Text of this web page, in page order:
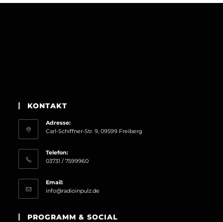
KONTAKT
Adresse:
Carl-Schiffner-Str. 9, 09599 Freiberg
Telefon:
03731 / 7599960
Email:
info@radioinpulz.de
application
PROGRAMM & SOCIAL